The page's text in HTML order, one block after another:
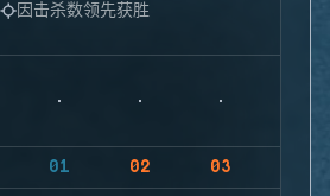
因击杀数领先获胜
01 02 03